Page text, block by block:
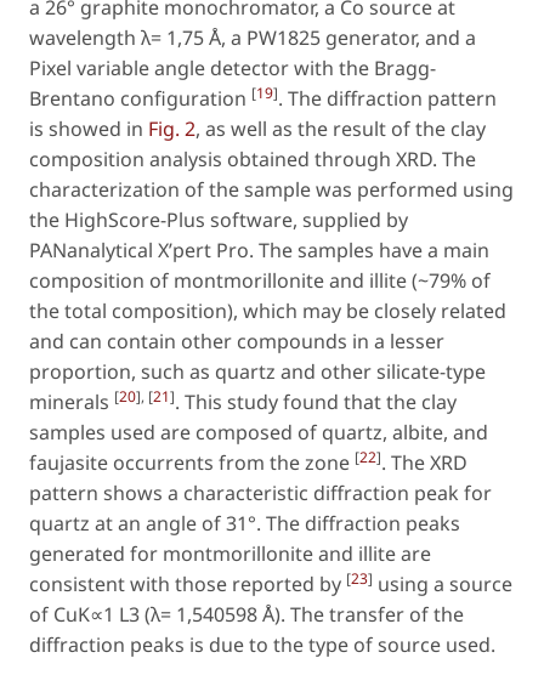
a 26° graphite monochromator, a Co source at
wavelength λ= 1,75 Å, a PW1825 generator, and a
Pixel variable angle detector with the Bragg-
Brentano configuration [19]. The diffraction pattern
is showed in Fig. 2, as well as the result of the clay
composition analysis obtained through XRD. The
characterization of the sample was performed using
the HighScore-Plus software, supplied by
PANanalytical X’pert Pro. The samples have a main
composition of montmorillonite and illite (~79% of
the total composition), which may be closely related
and can contain other compounds in a lesser
proportion, such as quartz and other silicate-type
minerals [20], [21]. This study found that the clay
samples used are composed of quartz, albite, and
faujasite occurrents from the zone [22]. The XRD
pattern shows a characteristic diffraction peak for
quartz at an angle of 31°. The diffraction peaks
generated for montmorillonite and illite are
consistent with those reported by [23] using a source
of CuK∝1 L3 (λ= 1,540598 Å). The transfer of the
diffraction peaks is due to the type of source used.